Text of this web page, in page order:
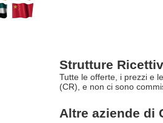
Strutture
Tutte le offerte, i prezzi e
(CR), e non ci sono
Altre aziende di